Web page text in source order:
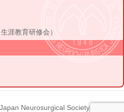
涯教育研修会）
Neurosurgical Society. All rights